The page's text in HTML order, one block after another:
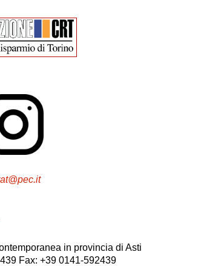
in provincia di Asti
Fax: +39 0141-592439